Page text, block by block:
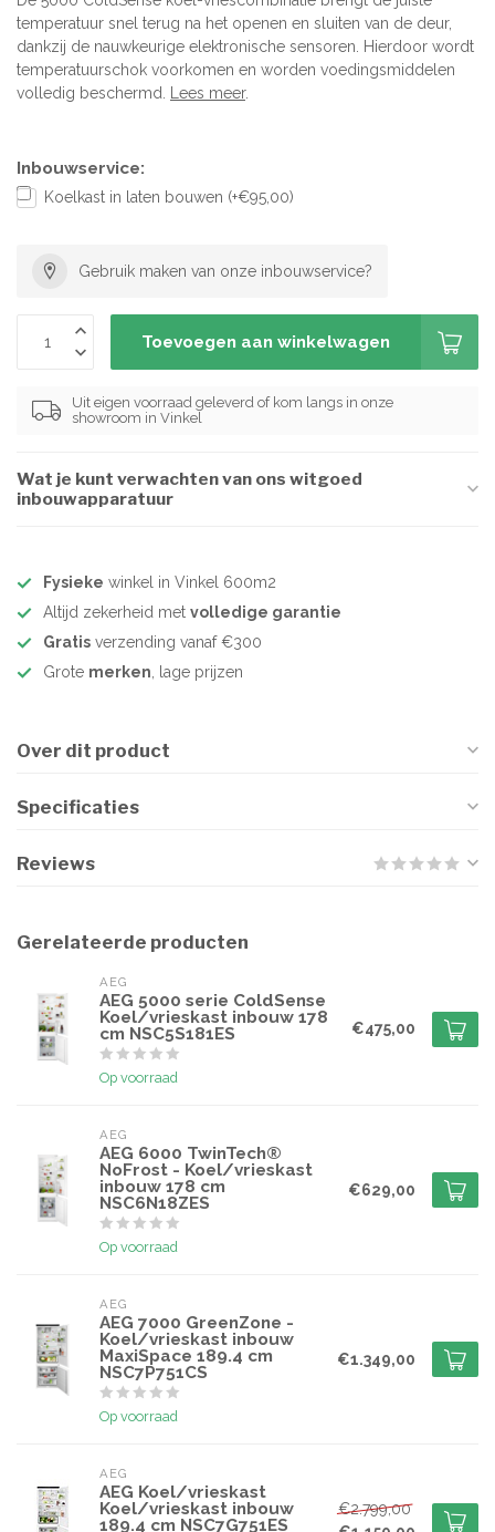
temperatuur snel terug na het openen en sluiten van de deur,
dankzij de nauwkeurige elektronische sensoren. Hierdoor wordt
temperatuurschok voorkomen en worden voedingsmiddelen
volledig beschermd. Lees meer.
Inbouwservice:
Koelkast in laten bouwen (+€95,00)
Gebruik maken van onze inbouwservice?
Toevoegen aan winkelwagen
Uit eigen voorraad geleverd of kom langs in onze
showroom in Vinkel
Wat je kunt verwachten van ons witgoed
inbouwapparatuur
Fysieke winkel in Vinkel 600m2
Altijd zekerheid met volledige garantie
Gratis verzending vanaf €300
Grote merken, lage prijzen
Over dit product
Specificaties
Reviews
Gerelateerde producten
AEG
AEG 5000 serie ColdSense
Koel/vrieskast inbouw 178
cm NSC5S181ES
Op voorraad
€475,00
AEG
AEG 6000 TwinTech®
NoFrost - Koel/vrieskast
inbouw 178 cm
NSC6N18ZES
Op voorraad
€629,00
AEG
AEG 7000 GreenZone -
Koel/vrieskast inbouw
MaxiSpace 189.4 cm
NSC7P751CS
Op voorraad
€1.349,00
AEG
AEG Koel/vrieskast
Koel/vrieskast inbouw
189.4 cm NSC7G751ES
€2.799,00